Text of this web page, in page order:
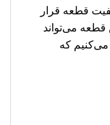
قطعه قرار
قطعه می‌تواند
که